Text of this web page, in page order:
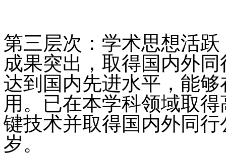
第三层次：学术思想活
成果突出，取得国内外
达到国内先进水平，能
用。已在本学科领域取
键技术并取得国内外同
岁。